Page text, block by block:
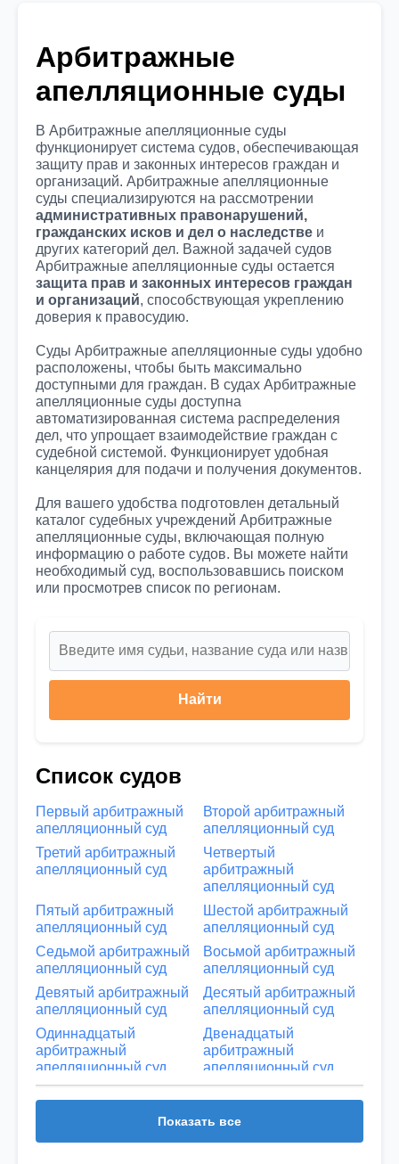
Арбитражные
апелляционные суды
В Арбитражные апелляционные суды
функционирует система судов, обеспечивающая
защиту прав и законных интересов граждан и
организаций. Арбитражные апелляционные
суды специализируются на рассмотрении
административных правонарушений,
гражданских исков и дел о наследстве и
других категорий дел. Важной задачей судов
Арбитражные апелляционные суды остается
защита прав и законных интересов граждан
и организаций, способствующая укреплению
доверия к правосудию.
Суды Арбитражные апелляционные суды удобно
расположены, чтобы быть максимально
доступными для граждан. В судах Арбитражные
апелляционные суды доступна
автоматизированная система распределения
дел, что упрощает взаимодействие граждан с
судебной системой. Функционирует удобная
канцелярия для подачи и получения документов.
Для вашего удобства подготовлен детальный
каталог судебных учреждений Арбитражные
апелляционные суды, включающая полную
информацию о работе судов. Вы можете найти
необходимый суд, воспользовавшись поиском
или просмотрев список по регионам.
Найти
Список судов
Первый арбитражный
апелляционный суд
Второй арбитражный
апелляционный суд
Третий арбитражный
апелляционный суд
Четвертый
арбитражный
апелляционный суд
Пятый арбитражный
апелляционный суд
Шестой арбитражный
апелляционный суд
Седьмой арбитражный
апелляционный суд
Восьмой арбитражный
апелляционный суд
Девятый арбитражный
апелляционный суд
Десятый арбитражный
апелляционный суд
Одиннадцатый
арбитражный
апелляционный суд
Двенадцатый
арбитражный
апелляционный суд
апелляционный суд
апелляционный суд
Показать все